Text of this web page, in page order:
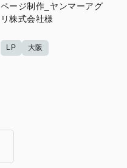
ページ制作_ヤンマーアグ
リ株式会社様
LP 大阪